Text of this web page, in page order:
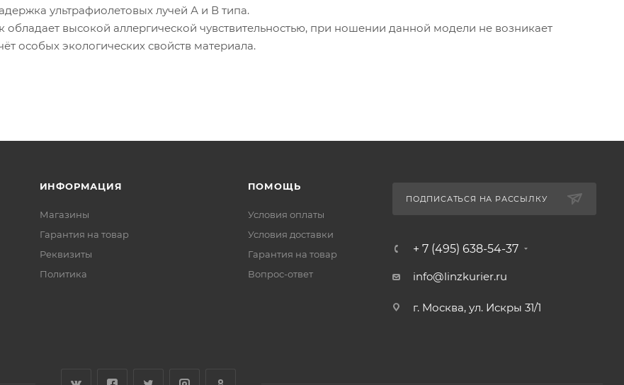
ультрафиолетовых лучей А и В типа.
обладает высокой аллергической чувствительностью, при ношении данной модели не возникает
особых экологических свойств материала.
ИНФОРМАЦИЯ
Магазины
Гарантия на товар
Реквизиты
Политика
ПОМОЩЬ
Условия оплаты
Условия доставки
Гарантия на товар
Вопрос-ответ
ПОДПИСАТЬСЯ НА РАССЫЛКУ
+ 7 (495) 638-54-37
info@linzkurier.ru
г. Москва, ул. Искры 31/1